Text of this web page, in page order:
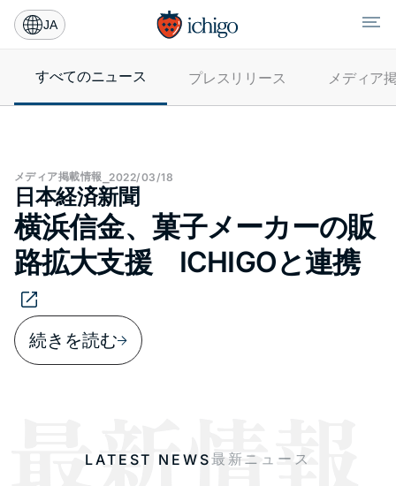
JA
すべてのニュース プレス​リリース メディア​
メディア​掲載情報 2022/03/18
日本経済新聞
横浜信金、菓子メーカーの販
路拡大支援 ICHIGOと連携
続きを読む
LATEST NEWS最新ニュース